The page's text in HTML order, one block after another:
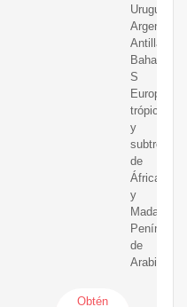
Uruguay,
Argentina,
Antillas,
Bahamas,
S
Europa,
trópicos
y
de
África
y
Península
de
Arabia
Obtén